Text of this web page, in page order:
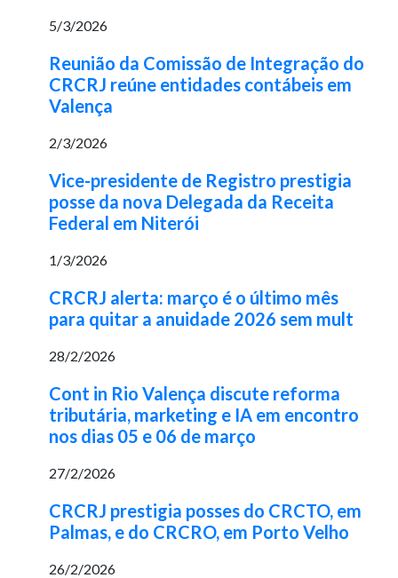
5/3/2026
Reunião da Comissão de Integração do
CRCRJ reúne entidades contábeis em
Valença
2/3/2026
Vice-presidente de Registro prestigia
posse da nova Delegada da Receita
Federal em Niterói
1/3/2026
CRCRJ alerta: março é o último mês
para quitar a anuidade 2026 sem mult
28/2/2026
Cont in Rio Valença discute reforma
tributária, marketing e IA em encontro
nos dias 05 e 06 de março
27/2/2026
CRCRJ prestigia posses do CRCTO, em
Palmas, e do CRCRO, em Porto Velho
26/2/2026